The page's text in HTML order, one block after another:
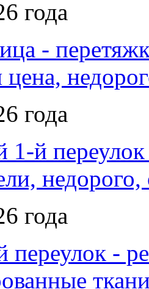
года
-
года
й
года
переулок -